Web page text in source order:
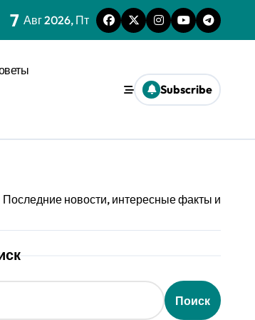
распознавания речи
системах
импульсом
7 Авг 2026, Пт
Subscribe
новости, интересные факты и
Поиск